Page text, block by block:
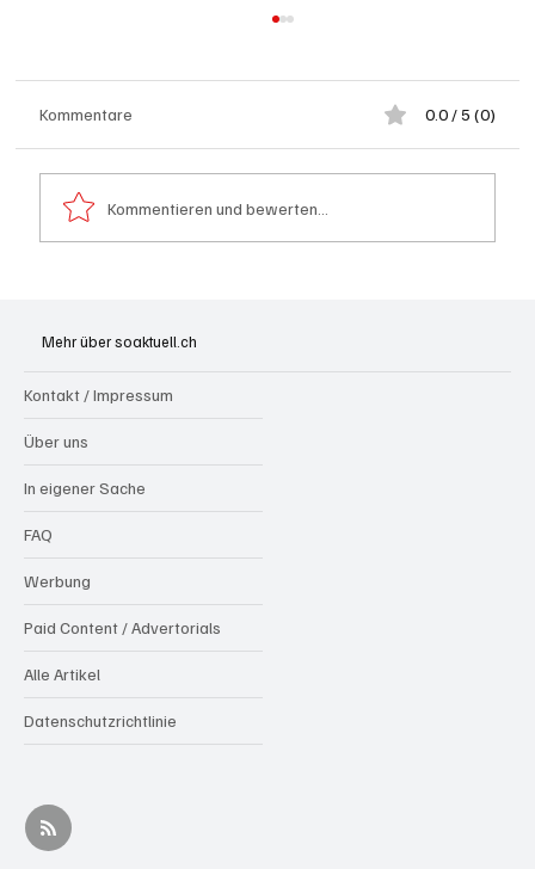
Kommentare 0.0 / 5 (0)
Kommentieren und bewerten...
Mehr über soaktuell.ch
Kontakt / Impressum
Über uns
In eigener Sache
FAQ
Werbung
Paid Content / Advertorials
Alle Artikel
Datenschutzrichtlinie